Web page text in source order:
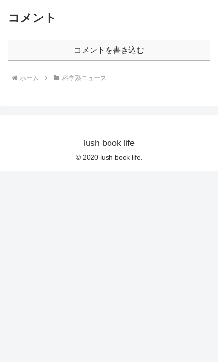
コメント
コメントを書き込む
ホーム 科学系ニュース
lush book life
© 2020 lush book life.